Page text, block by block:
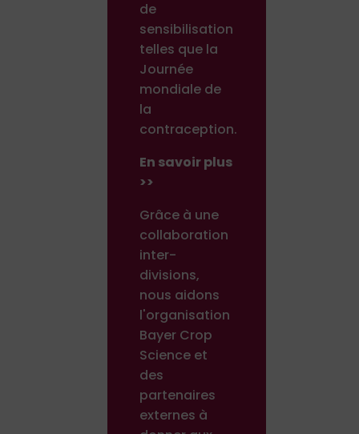
de
sensibilisation
telles que la
Journée
mondiale de
la
contraception.
En savoir plus
>>
Grâce à une
collaboration
inter-
divisions,
nous aidons
l'organisation
Bayer Crop
Science et
des
partenaires
externes à